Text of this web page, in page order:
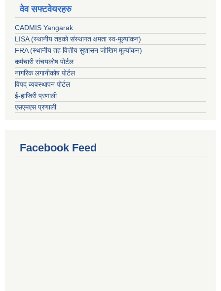
वेव सफ्टवेयरहरु
CADMIS Yangarak
LISA (स्थानीय तहको संस्थागत क्षमता स्व-मूल्यांकन)
FRA (स्थानीय तह वित्तीय सुशासन जोखिम मूल्यांकन)
कर्मचारी संचयकोष पोर्टल
नागरिक लगानीकोष पोर्टल
विपद् व्यवस्थापन पोर्टल
ई-हाजिरी प्रणाली
एसएमएस प्रणाली
Facebook Feed